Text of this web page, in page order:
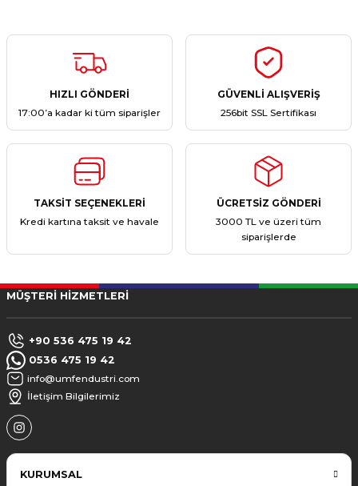
Yorum Yaz
Ürün hakkında henüz soru sorulmamış.
HIZLI GÖNDERİ
17:00’a kadar ki tüm siparişler
GÜVENLİ ALIŞVERİŞ
256bit SSL Sertifikası
TAKSİT SEÇENEKLERİ
Kredi kartına taksit ve havale
ÜCRETSİZ GÖNDERİ
3000 TL ve üzeri tüm
siparişlerde
MÜŞTERİ HİZMETLERİ
+90 536 475 19 42
0536 475 19 42
info@umfendustri.com
İletişim Bilgilerimiz
KURUMSAL